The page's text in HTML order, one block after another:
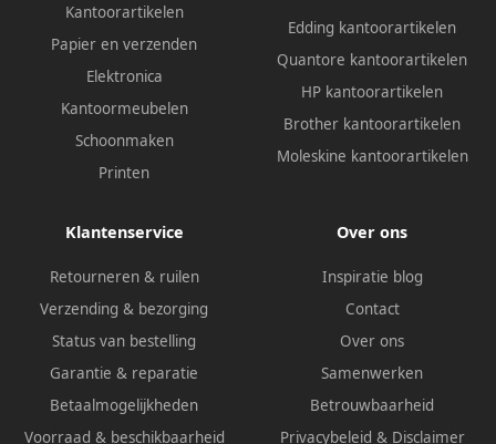
Kantoorartikelen
Papier en verzenden
Elektronica
Kantoormeubelen
Schoonmaken
Printen
Edding kantoorartikelen
Quantore kantoorartikelen
HP kantoorartikelen
Brother kantoorartikelen
Moleskine kantoorartikelen
Klantenservice
Retourneren & ruilen
Verzending & bezorging
Status van bestelling
Garantie & reparatie
Betaalmogelijkheden
Voorraad & beschikbaarheid
Over ons
Inspiratie blog
Contact
Over ons
Samenwerken
Betrouwbaarheid
Privacybeleid & Disclaimer